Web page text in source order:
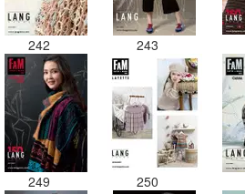
242 243
249 250